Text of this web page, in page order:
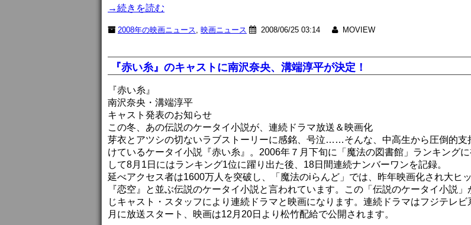
→続きを読む
2008年の映画ニュース 映画ニュース 2008/06/25 03:14 MOVIEW
『赤い糸』のキャストに南沢奈央、溝端淳平が決定！
『赤い糸』
南沢奈央・溝端淳平
キャスト発表のお知らせ
この冬、あの伝説のケータイ小説が、連続ドラマ放送＆映画化
芽衣とアツシの切ないラブストーリーに感銘、号泣……そんな、中高生から圧倒的支
けているケータイ小説『赤い糸』。2006年７月下旬に「魔法の図書館」ランキング
して8月1日にはランキング1位に躍り出た後、18日間連続ナンバーワンを記録。
延べアクセス者は1600万人を突破し、「魔法のiらんど」では、昨年映画化され大ヒ
『恋空』と並ぶ伝説のケータイ小説と言われています。この「伝説のケータイ小説」
じキャスト・スタッフにより連続ドラマと映画になります。連続ドラマはフジテレビ
月に放送スタート、映画は12月20日より松竹配給で公開されます。